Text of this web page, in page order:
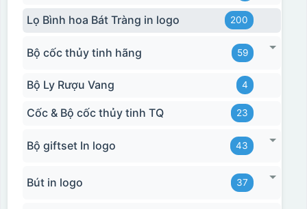
Lọ Bình hoa Bát Tràng in logo 200
Bộ cốc thủy tinh hãng 59
Bộ Ly Rượu Vang 4
Cốc & Bộ cốc thủy tinh TQ 23
Bộ giftset In logo 43
Bút in logo 37